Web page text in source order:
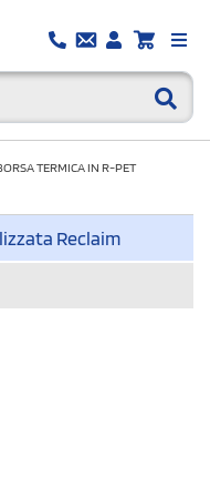
TERMICA IN R-PET
Reclaim